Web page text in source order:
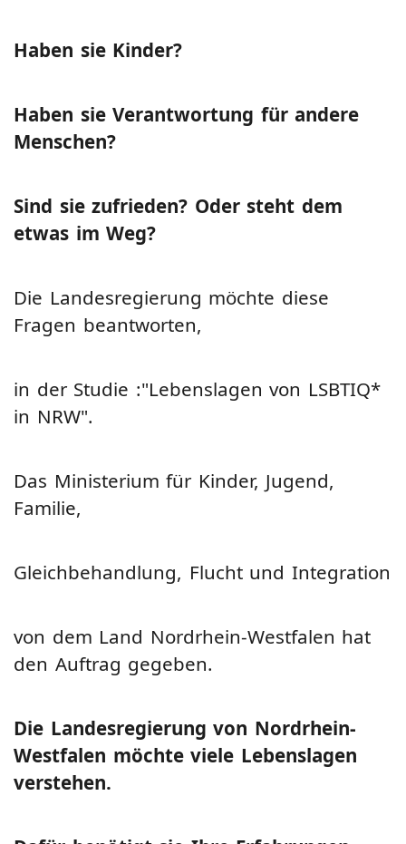
Haben sie Kinder?
Haben sie Verantwortung für andere
Menschen?
Sind sie zufrieden? Oder steht dem
etwas im Weg?
Die Landesregierung möchte diese
Fragen beantworten,
in der Studie :"Lebenslagen von LSBTIQ*
in NRW".
Das Ministerium für Kinder, Jugend,
Familie,
Gleichbehandlung, Flucht und Integration
von dem Land Nordrhein-Westfalen hat
den Auftrag gegeben.
Die Landesregierung von Nordrhein-
Westfalen möchte viele Lebenslagen
verstehen.